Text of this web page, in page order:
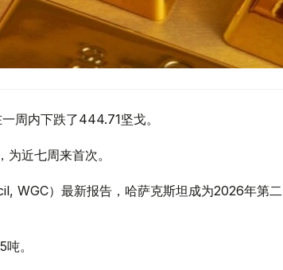
周内下跌了444.71坚戈。
近七周来首次。
WGC）最新报告，哈萨克斯坦成为2026年第二
。